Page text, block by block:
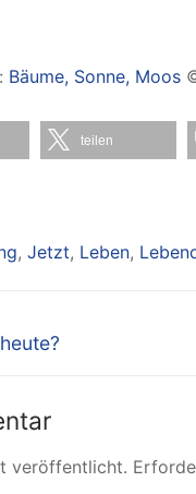
Bäume, Sonne, Moos
teilen
, Jetzt, Leben,
veröffentlicht.